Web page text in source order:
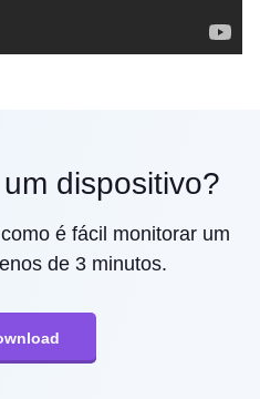
dispositivo?
é fácil monitorar um
de 3 minutos.